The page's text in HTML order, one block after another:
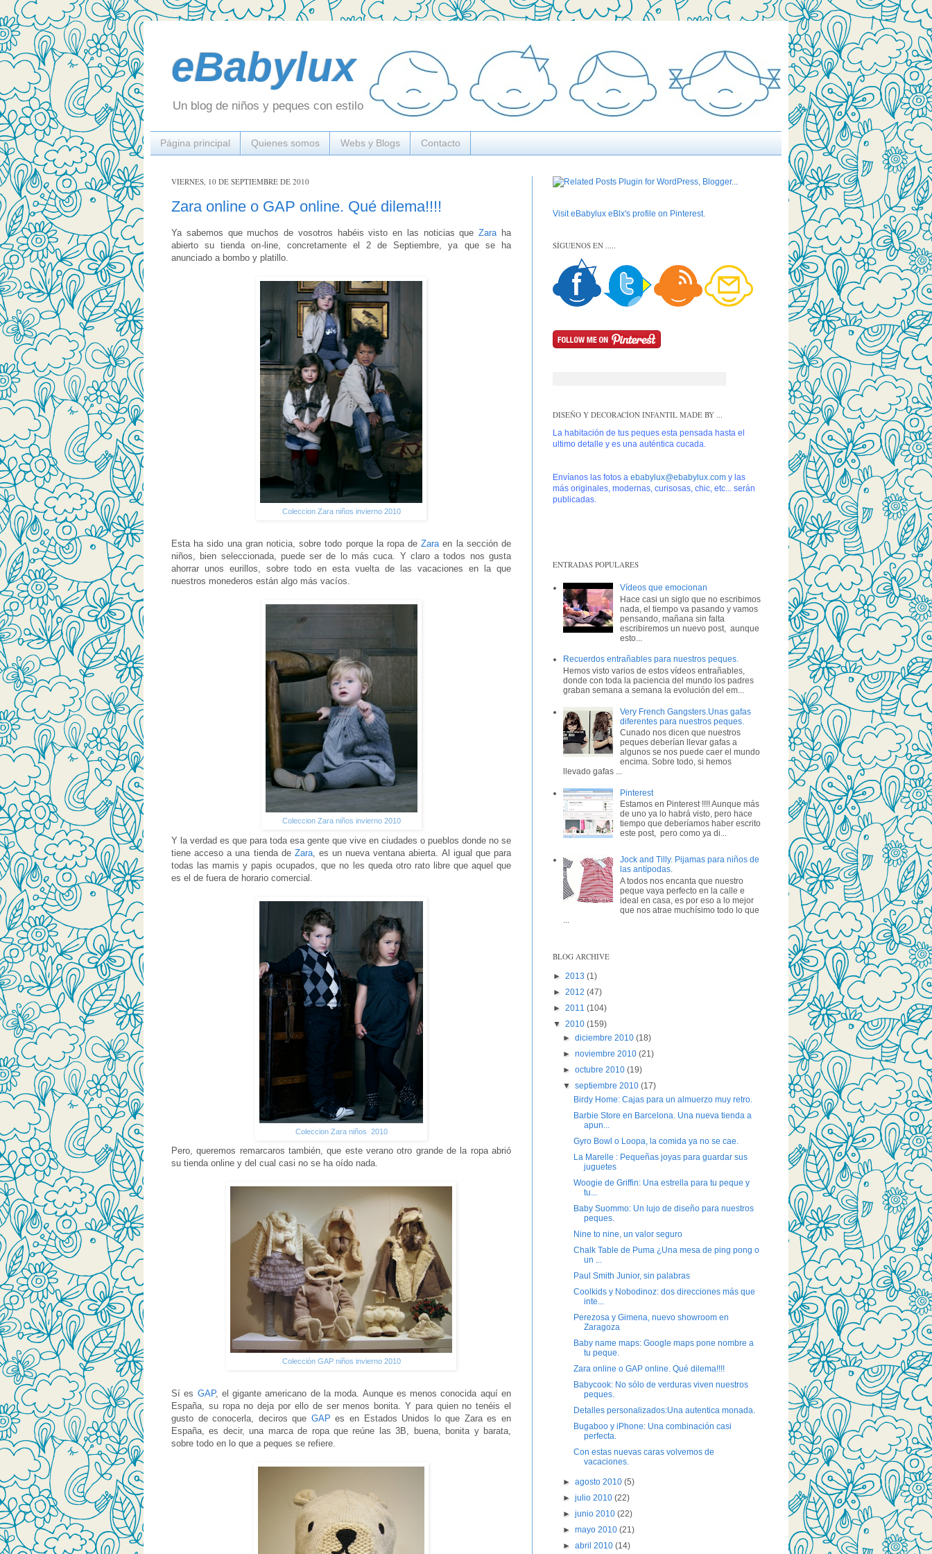
eBabylux
Un blog de niños y peques con estilo
Página principal Quienes somos Webs y Blogs Contacto
VIERNES, 10 DE SEPTIEMBRE DE 2010
Zara online o GAP online. Qué dilema!!!!
Ya sabemos que muchos de vosotros habéis visto en las noticias queZaraha
abierto su tienda on-line, concretamente el 2 de Septiembre, ya que se ha
anunciado a bombo y platillo.
Coleccion Zara niños invierno 2010
Esta ha sido una gran noticia, sobre todo porque la ropa deZaraen la sección de
niños, bien seleccionada, puede ser de lo más cuca. Y claro a todos nos gusta
ahorrar unos eurillos, sobre todo en esta vuelta de las vacaciones en la que
nuestros monederos están algo más vacíos.
Coleccion Zara niños invierno 2010
Y la verdad es que para toda esa gente que vive en ciudades o pueblos donde no se
tiene acceso a una tienda de Zara, es un nueva ventana abierta. Al igual que para
todas las mamis y papis ocupados, que no les queda otro rato libre que aquel que
es el de fuera de horario comercial.
Coleccion Zara niños 2010
Pero, queremos remarcaros también, que este verano otro grande de la ropa abrió
su tienda online y del cual casi no se ha oído nada.
Colección GAP niños invierno 2010
Sí es GAP, el gigante americano de la moda. Aunque es menos conocida aquí en
España, su ropa no deja por ello de ser menos bonita. Y para quien no tenéis el
gusto de conocerla, deciros que GAP es en Estados Unidos lo que Zara es en
España, es decir, una marca de ropa que reúne las 3B, buena, bonita y barata,
sobre todo en lo que a peques se refiere.
Visit eBabylux eBlx's profile on Pinterest.
SÍGUENOS EN .....
DISEÑO Y DECORACÍON INFANTIL MADE BY ...
La habitación de tus peques esta pensada hasta el
ultimo detalle y es una auténtica cucada.
Envíanos las fotos a ebabylux@ebabylux.com y las
más originales, modernas, curisosas, chic, etc... serán
publicadas.
ENTRADAS POPULARES
Vídeos que emocionan
Hace casi un siglo que no escribimos
nada, el tiempo va pasando y vamos
pensando, mañana sin falta
escribiremos un nuevo post, aunque
esto...
Recuerdos entrañables para nuestros peques.
Hemos visto varios de estos vídeos entrañables,
donde con toda la paciencia del mundo los padres
graban semana a semana la evolución del em...
Very French Gangsters.Unas gafas
diferentes para nuestros peques.
Cunado nos dicen que nuestros
peques deberían llevar gafas a
algunos se nos puede caer el mundo
encima. Sobre todo, si hemos
llevado gafas ...
Pinterest
Estamos en Pinterest !!!! Aunque más
de uno ya lo habrá visto, pero hace
tiempo que deberíamos haber escrito
este post, pero como ya di...
Jock and Tilly. Pijamas para niños de
las antípodas.
A todos nos encanta que nuestro
peque vaya perfecto en la calle e
ideal en casa, es por eso a lo mejor
que nos atrae muchísimo todo lo que
...
BLOG ARCHIVE
► 2013 (1)
► 2012 (47)
► 2011 (104)
▼ 2010 (159)
►diciembre 2010(18)
►noviembre 2010(21)
►octubre 2010(19)
▼septiembre 2010(17)
Birdy Home: Cajas para un almuerzo muy retro.
Barbie Store en Barcelona. Una nueva tienda a
apun...
Gyro Bowl o Loopa, la comida ya no se cae.
La Marelle : Pequeñas joyas para guardar sus
juguetes
Woogie de Griffin: Una estrella para tu peque y
tu...
Baby Suommo: Un lujo de diseño para nuestros
peques.
Nine to nine, un valor seguro
Chalk Table de Puma ¿Una mesa de ping pong o
un ...
Paul Smith Junior, sin palabras
Coolkids y Nobodinoz: dos direcciones más que
inte...
Perezosa y Gimena, nuevo showroom en
Zaragoza
Baby name maps: Google maps pone nombre a
tu peque.
Zara online o GAP online. Qué dilema!!!!
Babycook: No sólo de verduras viven nuestros
peques.
Detalles personalizados:Una autentica monada.
Bugaboo y iPhone: Una combinación casi
perfecta.
Con estas nuevas caras volvemos de
vacaciones.
►agosto 2010(5)
►julio 2010(22)
►junio 2010(22)
►mayo 2010(21)
►abril 2010(14)